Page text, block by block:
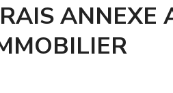
ANNEXE